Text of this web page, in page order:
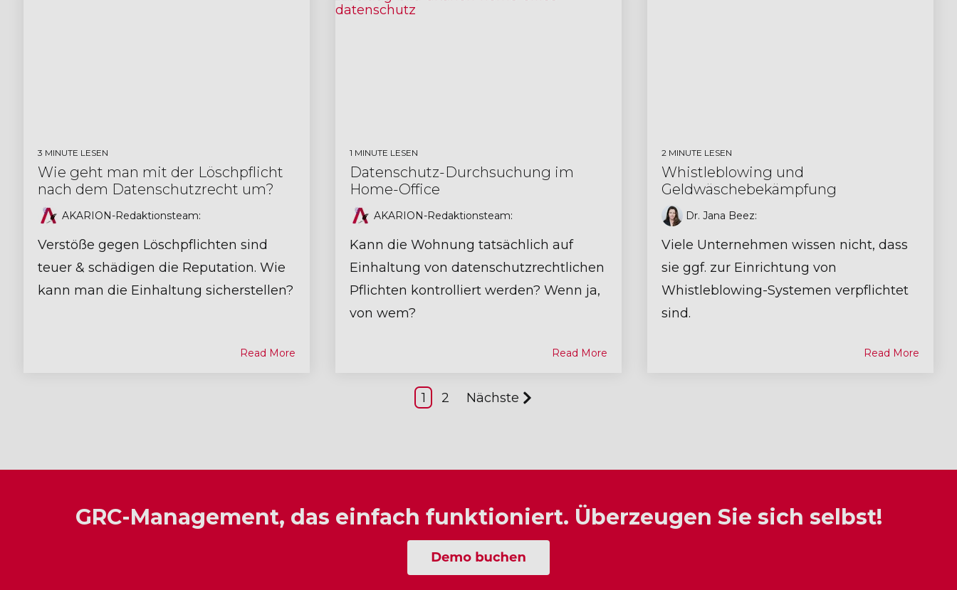
3 MINUTE LESEN
Wie geht man mit der Löschpflicht
nach dem Datenschutzrecht um?
AKARION-Redaktionsteam:
Verstöße gegen Löschpflichten sind
teuer & schädigen die Reputation. Wie
kann man die Einhaltung sicherstellen?
Read More
1 MINUTE LESEN
Datenschutz-Durchsuchung im
Home-Office
AKARION-Redaktionsteam:
Kann die Wohnung tatsächlich auf
Einhaltung von datenschutzrechtlichen
Pflichten kontrolliert werden? Wenn ja,
von wem?
Read More
2 MINUTE LESEN
Whistleblowing und
Geldwäschebekämpfung
Dr. Jana Beez:
Viele Unternehmen wissen nicht, dass
sie ggf. zur Einrichtung von
Whistleblowing-Systemen verpflichtet
sind.
Read More
1 2 Nächste
GRC-Management, das einfach funktioniert. Überzeugen Sie sich selbst!